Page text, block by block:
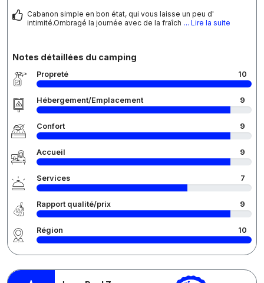
Cabanon simple en bon état, qui vous laisse un peu d'
intimité.Ombragé la journée avec de la fraîch ... Lire la suite
Notes détaillées du camping
Propreté 10
Hébergement/Emplacement 9
Confort 9
Accueil 9
Services 7
Rapport qualité/prix 9
Région 10